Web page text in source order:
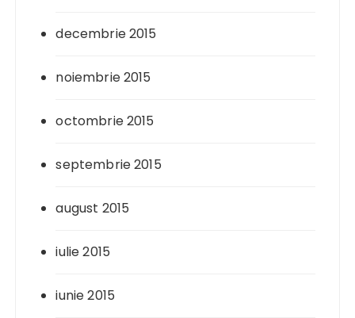
decembrie 2015
noiembrie 2015
octombrie 2015
septembrie 2015
august 2015
iulie 2015
iunie 2015